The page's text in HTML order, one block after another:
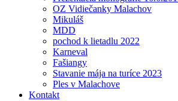
OZ Vidiečanky Malachov
Mikuláš
MDD
pochod k lietadlu 2022
Karneval
Fašiangy
Stavanie mája na turíce 2023
Ples v Malachove
Kontakt